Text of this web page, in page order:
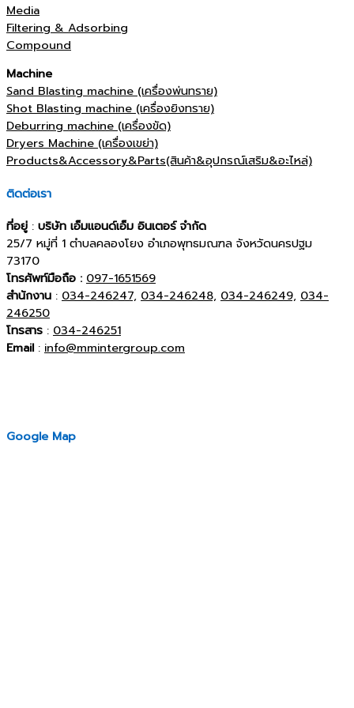
Media
Filtering & Adsorbing
Compound
Machine
Sand Blasting machine (เครื่องพ่นทราย)
Shot Blasting machine (เครื่องยิงทราย)
Deburring machine (เครื่องขัด)
Dryers Machine (เครื่องเขย่า)
Products&Accessory&Parts(สินค้า&อุปกรณ์เสริม&อะไหล่)
ติดต่อเรา
ที่อยู่ : บริษัท เอ็มแอนด์เอ็ม อินเตอร์ จำกัด
25/7 หมู่ที่ 1 ตำบลคลองโยง อำเภอพุทธมณฑล จังหวัดนครปฐม
73170
โทรศัพท์มือถือ : 097-1651569
สำนักงาน : 034-246247, 034-246248, 034-246249, 034-
246250
โทรสาร : 034-246251
Email: info@mmintergroup.com
Google Map